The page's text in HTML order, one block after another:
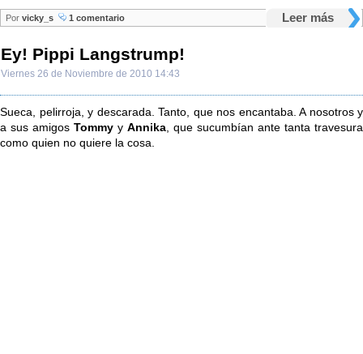
Leer más
Por vicky_s 1 comentario
Ey! Pippi Langstrump!
Viernes 26 de Noviembre de 2010 14:43
Sueca, pelirroja, y descarada. Tanto, que nos encantaba. A nosotros y
a sus amigos Tommy y Annika , que sucumbían ante tanta travesura
como quien no quiere la cosa.